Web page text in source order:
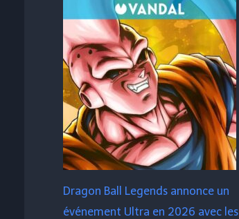
Dragon Ball Legends annonce un
événement Ultra en 2026 avec les